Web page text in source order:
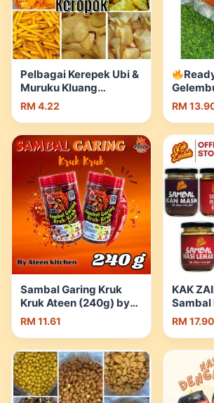
Pelbagai Kerepek Ubi &
Muruku Kluang
400Gram | Shopee
RM 4.22
tradisi
RM
Sambal Garing Kruk
Kruk Ateen (240g) by
Ateen Kitchen | Shopee
RM 11.61
KAK
Tanpa
|
RM 17.90